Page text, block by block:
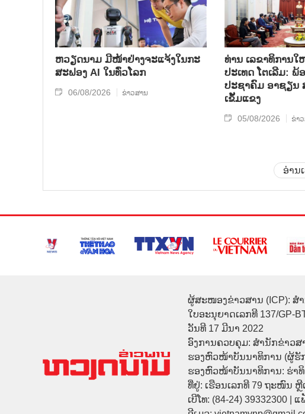
ຫວຽດນາມ ມີໜ້າຢ່າງຈະແຈ້ງໃນກະ
ສະຟອງ AI ໃນທົ່ວໂລກ
06/08/2026 ຂ່າວສານ
ທ່ານ ເລຂາທິການໃ
ປະເທດ ໂຕເລີມ: ພ້
ປະຊາຄົມ ອາຊຽນ
ເຂັ້ມແຂງ
05/08/2026 ຂ່າ
ອ່ານ
ຜູ້ສະໜອງຂ່າວສານ (ICP): ສ
ໃບອະນຸຍາດເລກທີ 137/GP-
ວັນທີ 17 ມີນາ 2022
ອົງການຄວບຄຸມ: ສຳນັກຂ່າວ
ຮອງຫົວໜ້າບັນນາທິການ (ຜູ້ຮັ
ຮອງຫົວໜ້າບັນນາທິການ: ຮ່າທິ
ທີ່ຢູ່: ເຮືອນເລກທີ 79 ຖະໜົນ ຫຼີ
ເບີໂທ: (84-24) 39332300 |